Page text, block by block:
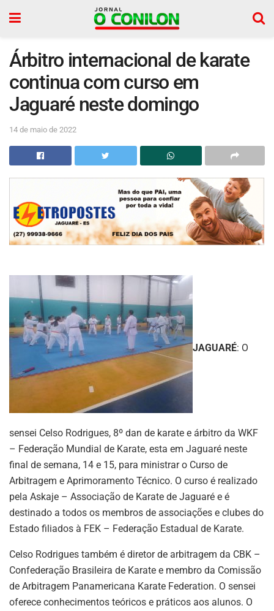
Árbitro internacional de karate
continua com curso em
Jaguaré neste domingo
14 de maio de 2022
JAGUARÉ: O
sensei Celso Rodrigues, 8º dan de karate e árbitro da WKF
– Federação Mundial de Karate, esta em Jaguaré neste
final de semana, 14 e 15, para ministrar o Curso de
Arbitragem e Aprimoramento Técnico. O curso é realizado
pela Askaje – Associação de Karate de Jaguaré e é
destinado a todos os membros de associações e clubes do
Estado filiados à FEK – Federação Estadual de Karate.
Celso Rodrigues também é diretor de arbitragem da CBK –
Confederação Brasileira de Karate e membro da Comissão
de Arbitragem Panamericana Karate Federation. O sensei
oferece conhecimentos teóricos e práticos aos alunos. O